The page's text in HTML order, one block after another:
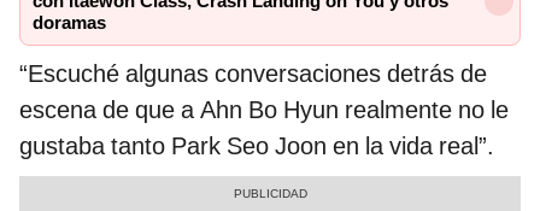
doramas
“Escuché algunas conversaciones detrás de
escena de que a Ahn Bo Hyun realmente no le
gustaba tanto Park Seo Joon en la vida real”.